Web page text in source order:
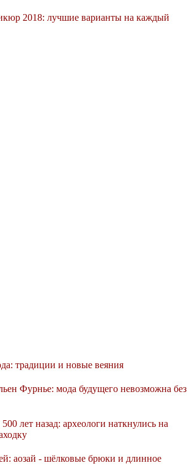
2018: лучшие варианты на каждый
традиции и новые веяния
Фурнье: мода будущего невозможна без
лет назад: археологи наткнулись на
аозай - шёлковые брюки и длинное